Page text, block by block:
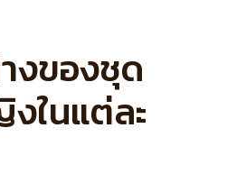
งของชุด
ในแต่ละ